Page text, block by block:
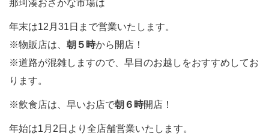
那珂湊おさかな市場は
年末は12月31日まで営業いたします。
※物販店は、 朝５時から開店！
※道路が混雑しますので、早目のお越しをおすすめしてお
ります。
※飲食店は、早いお店で朝６時開店！
年始は1月2日より全店舗営業いたします。